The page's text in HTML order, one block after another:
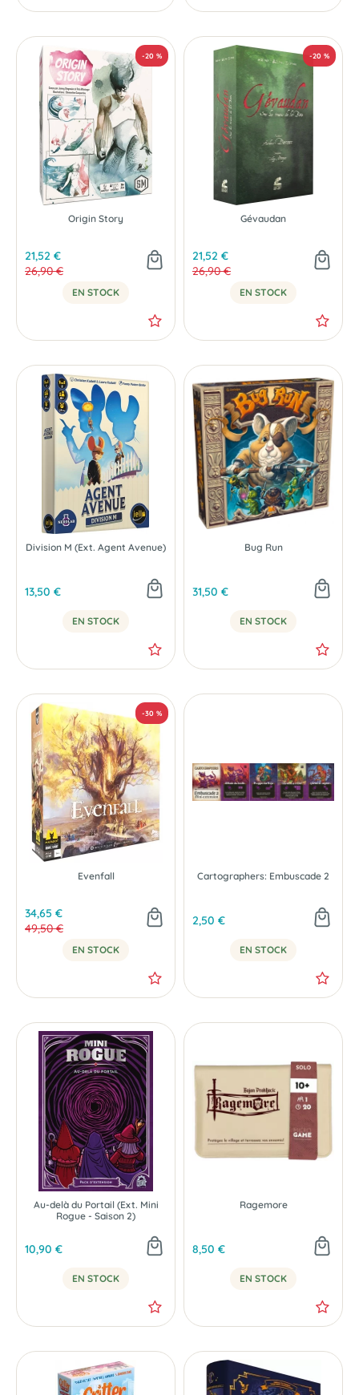
-20 %
Origin Story
21,52 €
26,90 €
EN STOCK
Gévaudan
21,52 €
26,90 €
EN STOCK
Division M (Ext. Agent Avenue)
13,50 €
EN STOCK
Bug Run
31,50 €
EN STOCK
Evenfall
34,65 €
49,50 €
EN STOCK
Cartographers: Embuscade 2
2,50 €
EN STOCK
Au-delà du Portail (Ext. Mini
Rogue - Saison 2)
10,90 €
EN STOCK
Ragemore
8,50 €
EN STOCK